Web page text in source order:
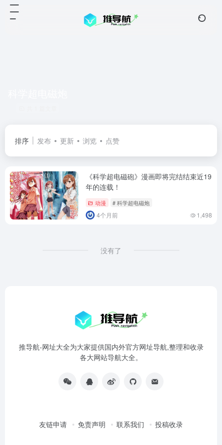
排序 发布 更新 浏览 点赞
《科学超电磁砲》漫画即将完结结束近19
年的连载！
动漫 # 科学超电磁炮
4个月前 1,498
没有了
推导航-网址大全为大家提供国内外官方网址导航,整理和收录
各大网站导航大全。
友链申请 免责声明 联系我们 投稿收录